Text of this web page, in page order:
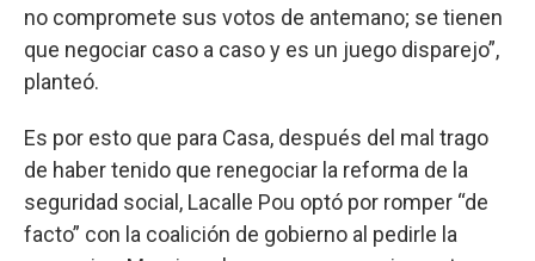
no compromete sus votos de antemano; se tienen
que negociar caso a caso y es un juego disparejo”,
planteó.
Es por esto que para Casa, después del mal trago
de haber tenido que renegociar la reforma de la
seguridad social, Lacalle Pou optó por romper “de
facto” con la coalición de gobierno al pedirle la